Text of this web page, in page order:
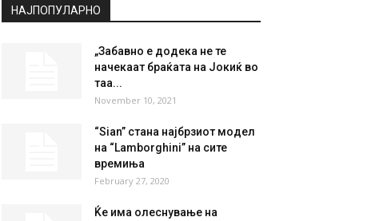
НАЈПОПУЛАРНО
„Забавно е додека не те
начекаат браќата на Јокиќ во
таа...
November 10, 2021
“Sian” стана најбрзиот модел
на “Lamborghini” на сите
времиња
February 27, 2020
Ќе има олеснување на